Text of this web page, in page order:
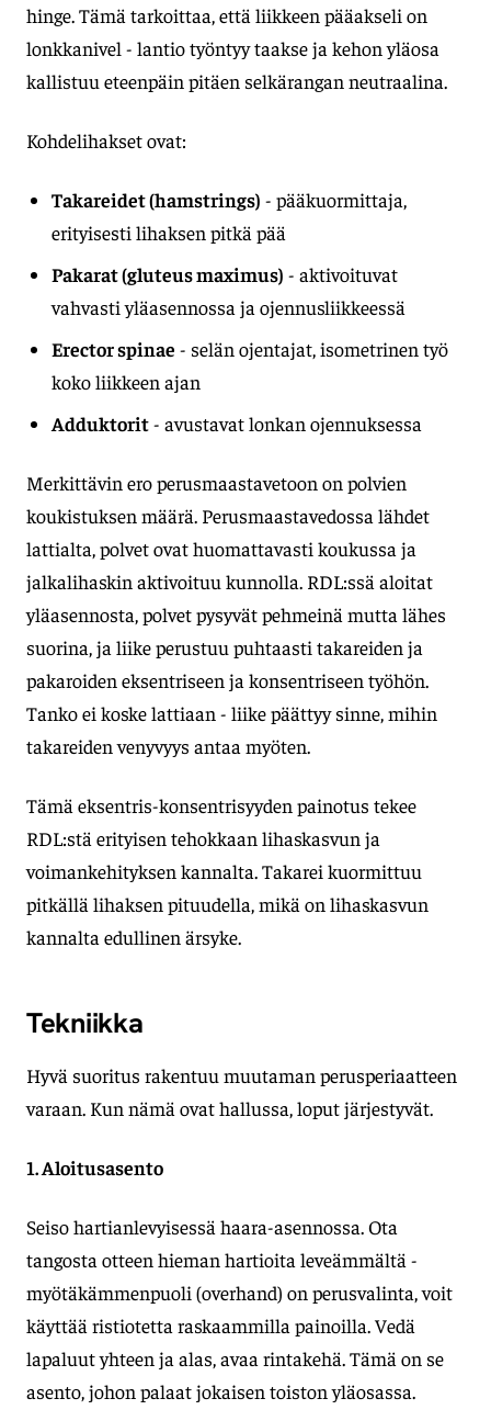
hinge. Tämä tarkoittaa, että liikkeen pääakseli on
lonkkanivel - lantio työntyy taakse ja kehon yläosa
kallistuu eteenpäin pitäen selkärangan neutraalina.
Kohdelihakset ovat:
Takareidet (hamstrings) - pääkuormittaja,
erityisesti lihaksen pitkä pää
Pakarat (gluteus maximus) - aktivoituvat
vahvasti yläasennossa ja ojennusliikkeessä
Erector spinae - selän ojentajat, isometrinen työ
koko liikkeen ajan
Adduktorit- avustavat lonkan ojennuksessa
Merkittävin ero perusmaastavetoon on polvien
koukistuksen määrä. Perusmaastavedossa lähdet
lattialta, polvet ovat huomattavasti koukussa ja
jalkalihaskin aktivoituu kunnolla. RDL:ssä aloitat
yläasennosta, polvet pysyvät pehmeinä mutta lähes
suorina, ja liike perustuu puhtaasti takareiden ja
pakaroiden eksentriseen ja konsentriseen työhön.
Tanko ei koske lattiaan - liike päättyy sinne, mihin
takareiden venyvyys antaa myöten.
Tämä eksentris-konsentrisyyden painotus tekee
RDL:stä erityisen tehokkaan lihaskasvun ja
voimankehityksen kannalta. Takarei kuormittuu
pitkällä lihaksen pituudella, mikä on lihaskasvun
kannalta edullinen ärsyke.
Tekniikka
Hyvä suoritus rakentuu muutaman perusperiaatteen
varaan. Kun nämä ovat hallussa, loput järjestyvät.
1. Aloitusasento
Seiso hartianlevyisessä haara-asennossa. Ota
tangosta otteen hieman hartioita leveämmältä -
myötäkämmenpuoli (overhand) on perusvalinta, voit
käyttää ristiotetta raskaammilla painoilla. Vedä
lapaluut yhteen ja alas, avaa rintakehä. Tämä on se
asento, johon palaat jokaisen toiston yläosassa.